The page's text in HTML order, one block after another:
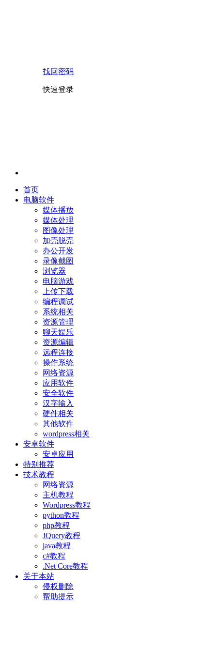
找回密码
快速登录
首页
电脑软件
媒体播放
媒体处理
图像处理
加壳脱壳
办公开发
录像截图
浏览器
电脑游戏
上传下载
编程调试
系统相关
资源管理
聊天娱乐
资源编辑
远程连接
操作系统
网络资源
应用软件
安全软件
汉字输入
硬件相关
其他软件
wordpress相关
安卓软件
安卓应用
特别推荐
技术教程
网络资源
主机教程
Wordpress教程
python教程
php教程
JQuery教程
java教程
c#教程
.Net Core教程
关于本站
侵权删除
帮助提示